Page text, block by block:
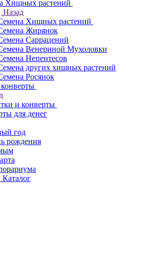
Хищных растений
Назад
Хищных растений
Жирянок
Саррацений
Венериной Мухоловки
Непентесов
других хищных растений
Росянок
и конверты
для денег
год
рождения